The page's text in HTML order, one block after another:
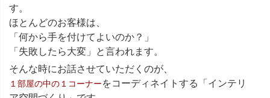
す。
ほとんどのお客様は、
「何から手を付けてよいのか？」
「失敗したら大変」と言われます。
そんな時にお話させていただくのが、
１部屋の中の１コーナーをコーディネイトする「インテリ